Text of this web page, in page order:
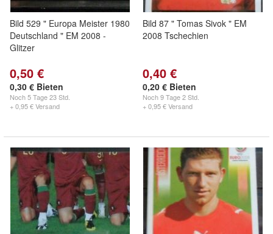
Bild 529 " Europa Meister 1980
Deutschland " EM 2008 -
Glitzer
0,50 €
0,30 € Bieten
Noch5 Tage 23 Std.
+ 0,95 € Versand
Bild 87 " Tomas Sivok " EM
2008 Tschechien
0,40 €
0,20 € Bieten
Noch9 Tage 2 Std.
+ 0,95 € Versand